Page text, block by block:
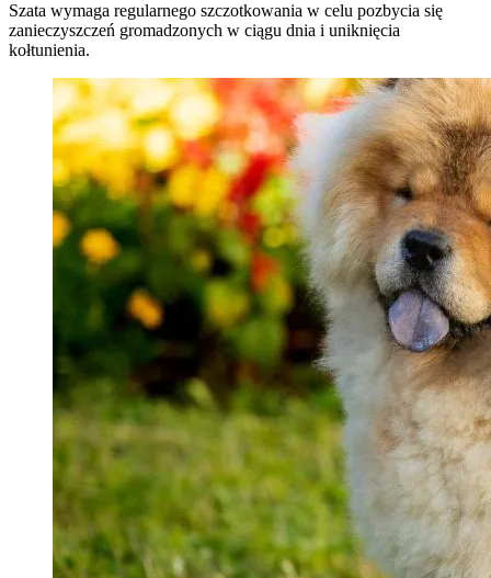
Szata wymaga regularnego szczotkowania w celu pozbycia się
zanieczyszczeń gromadzonych w ciągu dnia i uniknięcia
kołtunienia.